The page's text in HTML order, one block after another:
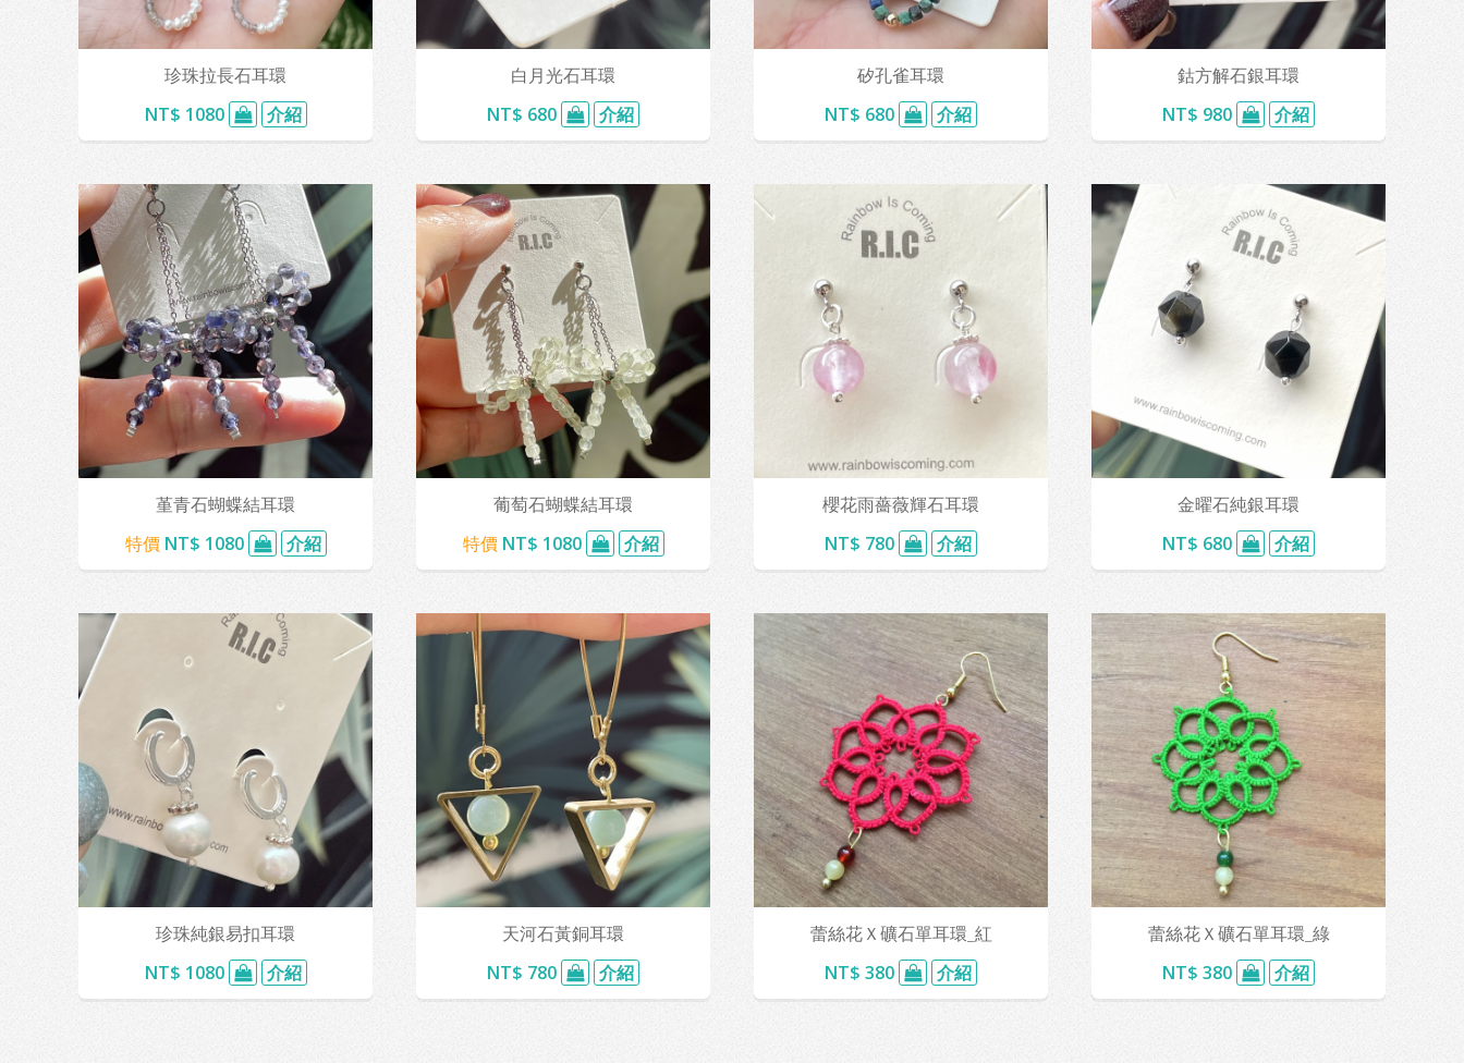
珍珠拉長石耳環
NT$ 1080
介紹
白月光石耳環
NT$ 680
介紹
矽孔雀耳環
NT$ 680
介紹
鈷方解石銀耳環
NT$ 980
介紹
堇青石蝴蝶結耳環
特價 NT$ 1080 介紹
葡萄石蝴蝶結耳環
特價 NT$ 1080 介紹
櫻花雨薔薇輝石耳環
NT$ 780
介紹
金曜石純銀耳環
NT$ 680
介紹
珍珠純銀易扣耳環
NT$ 1080
介紹
天河石黃銅耳環
NT$ 780
介紹
蕾絲花Ｘ礦石單耳環_紅
NT$ 380
介紹
蕾絲花Ｘ礦石單耳環_綠
NT$ 380
介紹